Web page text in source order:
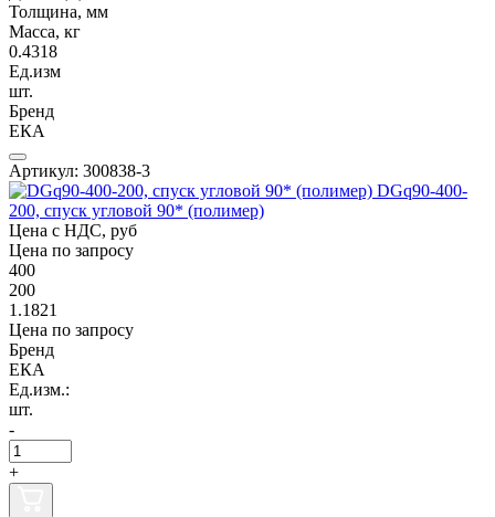
Толщина, мм
Масса, кг
0.4318
Ед.изм
шт.
Бренд
ЕКА
Артикул: 300838-3
DGq90-400-
200, спуск угловой 90* (полимер)
Цена с НДС, руб
Цена по запросу
400
200
1.1821
Цена по запросу
Бренд
ЕКА
Ед.изм.:
шт.
-
+